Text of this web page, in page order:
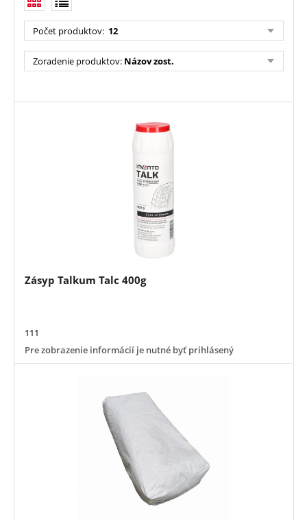
Počet produktov: 12
Zoradenie produktov: Názov zost.
Zásyp Talkum Talc 400g
111
Pre zobrazenie informácií je nutné byť prihlásený